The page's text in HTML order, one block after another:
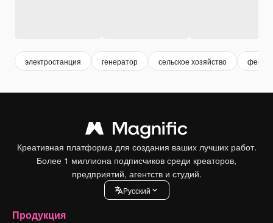
электростанция генератор сельское хозяйство ферма
Креативная платформа для создания ваших лучших работ.
Более 1 миллиона подписчиков среди креаторов,
предприятий, агентств и студий.
Pусский
Продукция